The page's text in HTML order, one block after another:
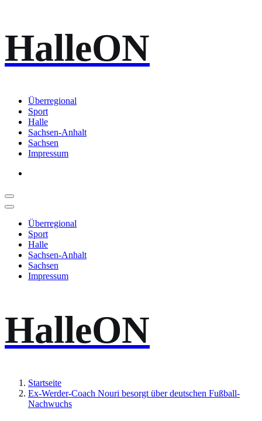
Inhalt
springen
HalleON
Überregional
Sport
Halle
Sachsen-Anhalt
Sachsen
Impressum
Überregional
Sport
Halle
Sachsen-Anhalt
Sachsen
Impressum
HalleON
Startseite
Ex-Werder-Coach Nouri besorgt über deutschen Fußball-
Nachwuchs